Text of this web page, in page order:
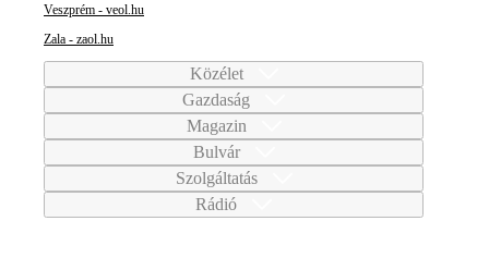
Veszprém - veol.hu
Zala - zaol.hu
Közélet
Gazdaság
Magazin
Bulvár
Szolgáltatás
Rádió